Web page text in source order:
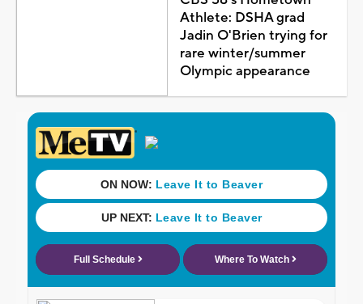
Athlete: DSHA grad
Jadin O'Brien trying for
rare winter/summer
Olympic appearance